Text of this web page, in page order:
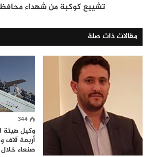
تشييع كوكبة من شهداء
مقالات ذات صلة
344
وكيل هيئة
صنعاء خلال